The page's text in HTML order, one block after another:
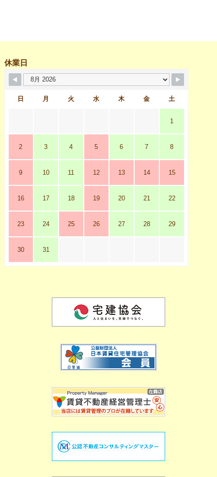
休業日
日 月 火 水 木 金 土
1
2 3 4 5 6 7 8
9 10 11 12 13 14 15
16 17 18 19 20 21 22
23 24 25 26 27 28 29
30 31